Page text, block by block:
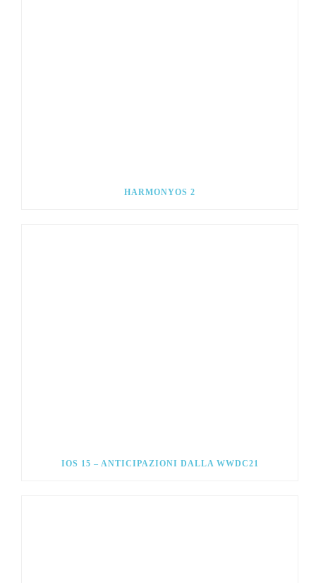
HARMONYOS 2
IOS 15 – ANTICIPAZIONI DALLA WWDC21